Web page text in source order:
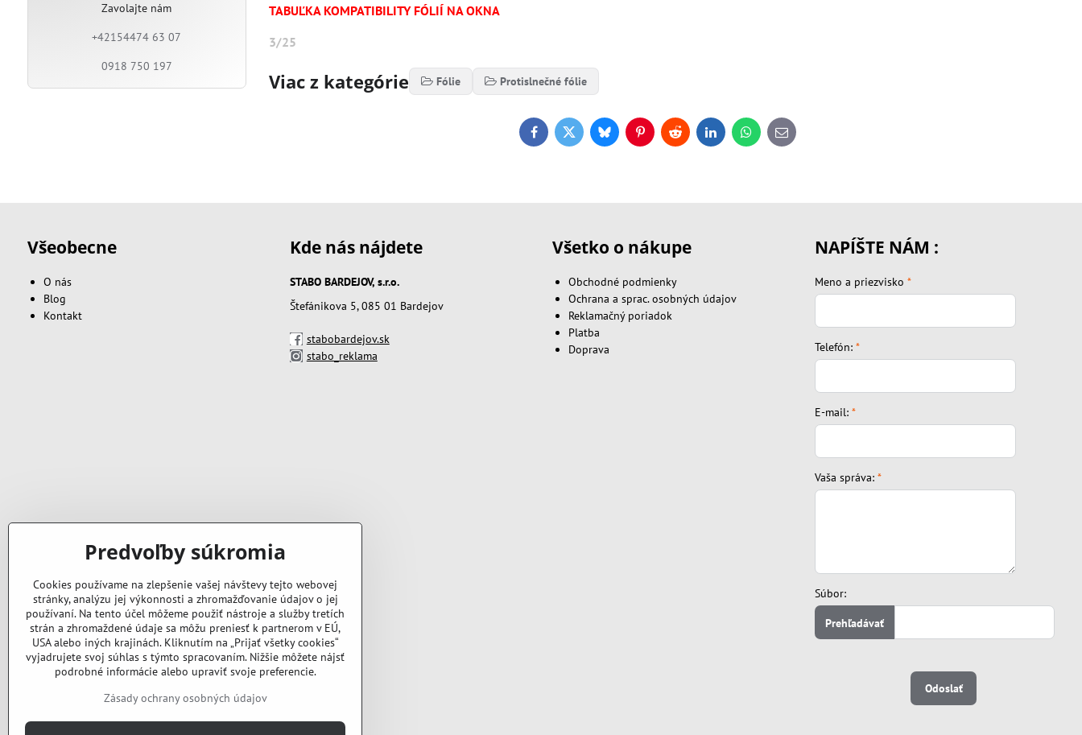
TABUĽKA KOMPATIBILITY FÓLIÍ NA OKNA
3/25
Viac z kategórie Fólie Protislnečné fólie
FacebookTwitterBlueskyPinterestRedditLinkedInWhatsApp
E-
mail
Zavolajte nám
+42154474 63 07
0918 750 197
Všeobecne
O nás
Blog
Kontakt
Kde nás nájdete
STABO BARDEJOV, s.r.o.
Štefánikova 5, 085 01 Bardejov
stabobardejov.sk
stabo_reklama
Všetko o nákupe
Obchodné podmienky
Ochrana a sprac. osobných údajov
Reklamačný poriadok
Platba
Doprava
NAPÍŠTE NÁM :
Meno a priezvisko*
Telefón:*
E-mail:*
Vaša správa:*
Súbor:
Odoslať
Predvoľby súkromia
Cookies používame na zlepšenie vašej návštevy tejto webovej
stránky, analýzu jej výkonnosti a zhromažďovanie údajov o jej
používaní. Na tento účel môžeme použiť nástroje a služby tretích
strán a zhromaždené údaje sa môžu preniesť k partnerom v EÚ,
USA alebo iných krajinách. Kliknutím na „Prijať všetky cookies“
vyjadrujete svoj súhlas s týmto spracovaním. Nižšie môžete nájsť
podrobné informácie alebo upraviť svoje preferencie.
Zásady ochrany osobných údajov